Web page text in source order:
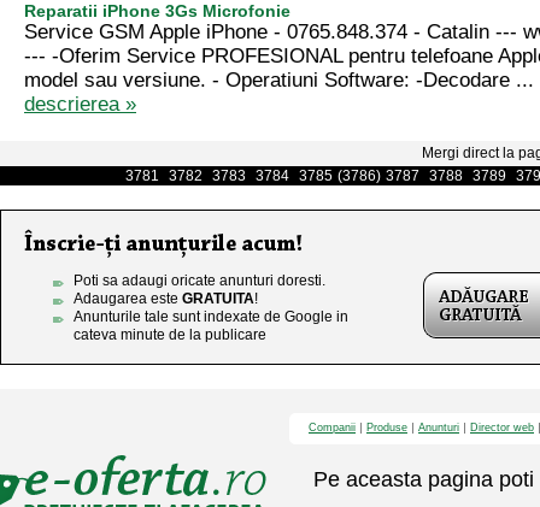
Reparatii iPhone 3Gs Microfonie
Service GSM Apple iPhone - 0765.848.374 - Catalin ---
--- -Oferim Service PROFESIONAL pentru telefoane
model sau versiune. - Operatiuni Software: -Decodare ...
descrierea »
Mergi direct la
3781
3782 3783 3784 3785 (3786) 3787 3788 3789
Poti sa adaugi oricate anunturi doresti.
Adaugarea este GRATUITA!
Anunturile tale sunt indexate de Google in
cateva minute de la publicare
Companii Produse Anunturi Director web
Pe aceasta pagina poti